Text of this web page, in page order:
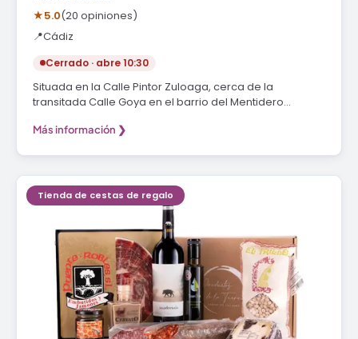
★5.0(20 opiniones)
📍Cádiz
Cerrado · abre 10:30
Situada en la Calle Pintor Zuloaga, cerca de la
transitada Calle Goya en el barrio del Mentidero…
Más información ❯
Tienda de cestas de regalo